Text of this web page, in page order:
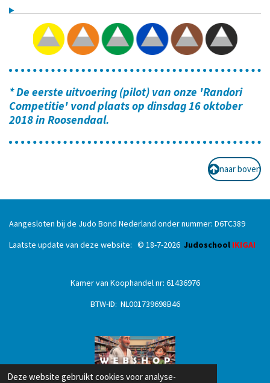
Deze website gebruikt cookies voor analyse-
* De eerste uitvoering (pilot) van onze 'Randori
Competitie' vond plaats op dinsdag 16 oktober
2018 in Roosendaal.
naar boven
Aangesloten bij de Judo Bond Nederland onder nummer: D6TC389
Laatste update van deze website: © 18-7-2026 Judoschool IKIGAI
Kamer van Koophandel nr: 61436976
BTW-ID: NL001739698B46